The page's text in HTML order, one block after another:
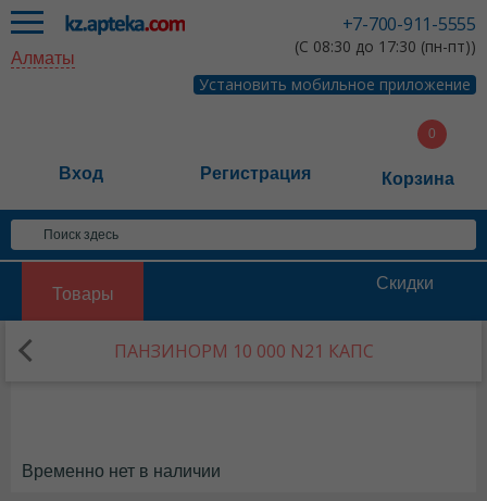
+7-700-911-5555
(С 08:30 до 17:30 (пн-пт))
Установить мобильное приложение
Алматы
Вход Регистрация Корзина
Товары
Скидки
ПАНЗИНОРМ 10 000 N21 КАПС
Временно нет в наличии